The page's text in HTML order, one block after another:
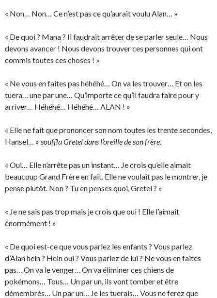
« Non… Non… Ce n’est pas ce qu’aurait voulu Alan… »
« De quoi ? Mana ? Il faudrait arrêter de se parler seule… Nous
devons avancer ! Nous devons trouver ces personnes qui ont
commis toutes ces choses ! »
« Ne vous en faites pas héhéhé… On va les trouver… Et on les
tuera… une par une… Qu’importe ce qu’il faudra faire pour y
arriver… Héhéhé… Héhéhé… ALAN ! »
« Elle ne fait que prononcer son nom toutes les trente secondes,
Hansel… » souffla Gretel dans l’oreille de son frère.
« Oui… Elle n’arrête pas un instant… Je crois qu’elle aimait
beaucoup Grand Frère en fait. Elle ne voulait pas le montrer, je
pense plutôt. Non ? Tu en penses quoi, Gretel ? »
« Je ne sais pas trop mais je crois que oui ! Elle l’aimait
énormément ! »
« De quoi est-ce que vous parlez les enfants ? Vous parlez
d’Alan hein ? Hein oui ? Vous parlez de lui ? Ne vous en faites
pas… On va le venger… On va éliminer ces chiens de
pokémons… Tous… Un par un, ils vont tomber et être
démembrés… Un par un… Je les tuerais… Vous ne ferez que